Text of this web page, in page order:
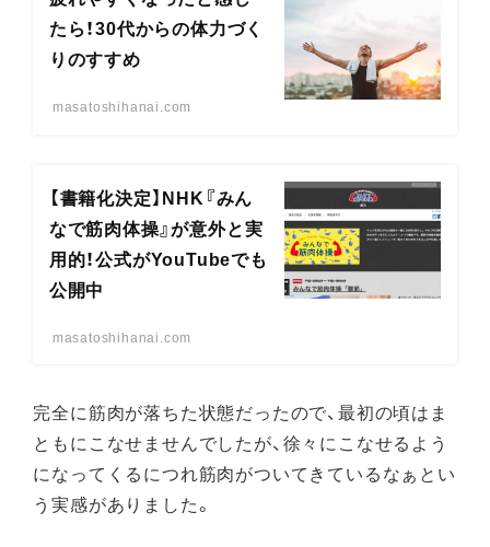
たら！30代からの体力づく
りのすすめ
masatoshihanai.com
【書籍化決定】NHK『みん
なで筋肉体操』が意外と実
用的！公式がYouTubeでも
公開中
masatoshihanai.com
完全に筋肉が落ちた状態だったので、最初の頃はま
ともにこなせませんでしたが、徐々にこなせるよう
になってくるにつれ筋肉がついてきているなぁとい
う実感がありました。